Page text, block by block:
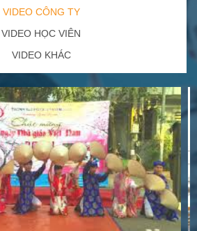
VIDEO CÔNG TY
VIDEO HỌC VIÊN
VIDEO KHÁC